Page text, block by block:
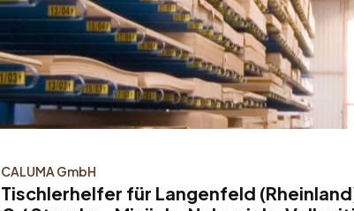
CALUMA GmbH
Tischlerhelfer für Langenfeld